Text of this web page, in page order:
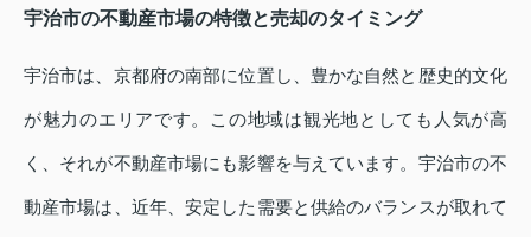
宇治市の不動産市場の特徴と売却のタイミング
宇治市は、京都府の南部に位置し、豊かな自然と歴史的文化
が魅力のエリアです。この地域は観光地としても人気が高
く、それが不動産市場にも影響を与えています。宇治市の不
動産市場は、近年、安定した需要と供給のバランスが取れて